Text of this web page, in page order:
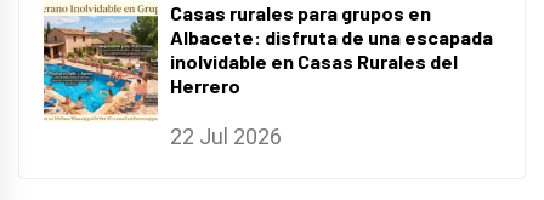
Casas rurales para grupos en
Albacete: disfruta de una escapada
inolvidable en Casas Rurales del
Herrero
22 Jul 2026